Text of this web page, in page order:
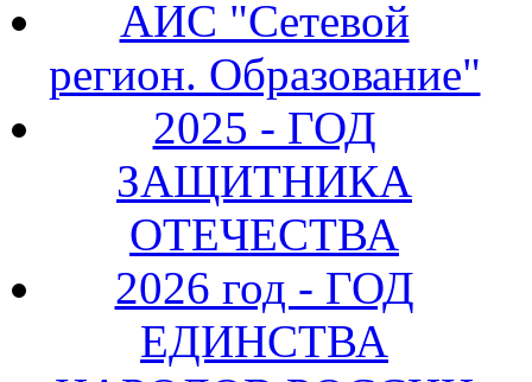
АИС "Сетевой
регион. Образование"
2025 - ГОД
ЗАЩИТНИКА
ОТЕЧЕСТВА
2026 год - ГОД
ЕДИНСТВА